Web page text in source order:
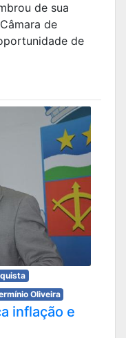
de sua
de
de
Oliveira
inflação e